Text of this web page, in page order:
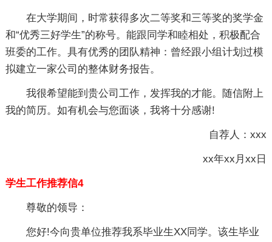
在大学期间，时常获得多次二等奖和三等奖的奖学金
和“优秀三好学生”的称号。能跟同学和睦相处，积极配合
班委的工作。具有优秀的团队精神：曾经跟小组计划过模
拟建立一家公司的整体财务报告。
我很希望能到贵公司工作，发挥我的才能。随信附上
我的简历。如有机会与您面谈，我将十分感谢!
自荐人：xxx
xx年xx月xx日
学生工作推荐信4
尊敬的领导：
您好!今向贵单位推荐我系毕业生XX同学。该生毕业